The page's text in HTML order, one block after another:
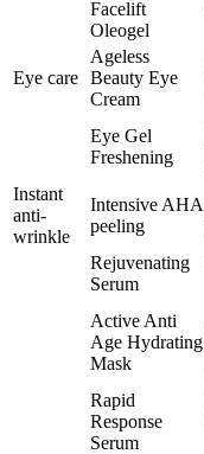
Facelift
Oleogel
Eye care
Ageless
Beauty Eye
Cream
Eye Gel
Freshening
Instant
anti-
wrinkle
Intensive AHA
peeling
Rejuvenating
Serum
Active Anti
Age Hydrating
Mask
Rapid
Response
Serum